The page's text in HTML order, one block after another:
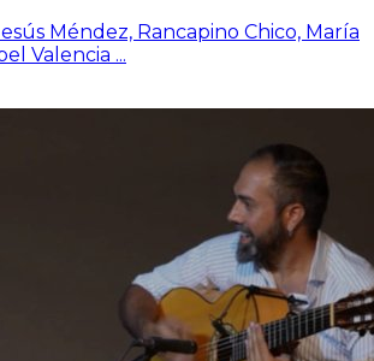
Méndez, Rancapino Chico, María
Valencia ...